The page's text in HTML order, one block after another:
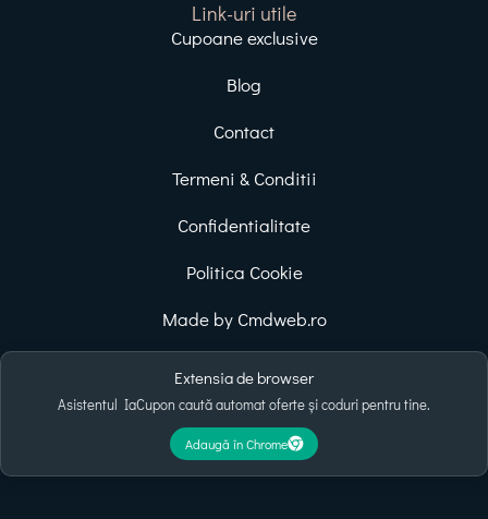
Link-uri utile
Cupoane exclusive
Blog
Contact
Termeni & Conditii
Confidentialitate
Politica Cookie
Made by Cmdweb.ro
Extensia de browser
Asistentul IaCupon caută automat oferte și coduri pentru tine.
Adaugă în Chrome